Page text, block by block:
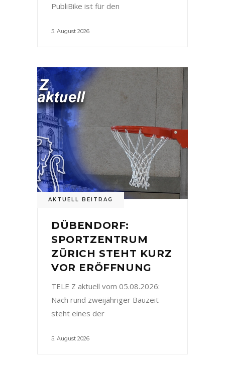
PubliBike ist für den
5. August 2026
AKTUELL BEITRAG
DÜBENDORF:
SPORTZENTRUM
ZÜRICH STEHT KURZ
VOR ERÖFFNUNG
TELE Z aktuell vom 05.08.2026:
Nach rund zweijähriger Bauzeit
steht eines der
5. August 2026